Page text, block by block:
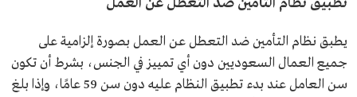
يطبق نظام التأمين ضد التعطل عن العمل بصورة إلزامية على
جميع العمال السعوديين دون أي تمييز في الجنس، بشرط أن تكون
سن العامل عند بدء تطبيق النظام عليه دون سن 59 عامًا، وإذا بلغ